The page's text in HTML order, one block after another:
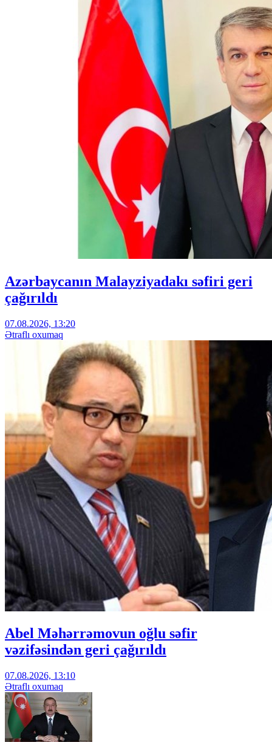
Azərbaycanın Malayziyadakı səfiri geri
çağırıldı
07.08.2026, 13:20
Ətraflı oxumaq
Abel Məhərrəmovun oğlu səfir
vəzifəsindən geri çağırıldı
07.08.2026, 13:10
Ətraflı oxumaq